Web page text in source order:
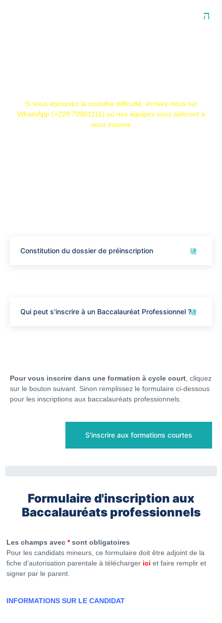
Si vous éprouvez la moindre difficulté, écrivez-nous sur
WhatsApp (+228 70901111) où nos équipes vous aideront à
vous inscrire
Qui peut s'inscrire à un Baccalauréat Professionnel ?
Constitution du dossier de préinscription
Pour vous inscrire dans une formation à cycle court, cliquez
sur le bouton suivant. Sinon remplissez le formulaire ci-dessous
pour les inscriptions aux baccalauréats professionnels.
S'inscrire aux formations courtes
Formulaire d'inscription aux
Baccalauréats professionnels
Les champs avec *sont obligatoires
Pour les candidats mineurs, ce formulaire doit être adjoint de la
fiche d'autorisation parentale à télécharger ici et faire remplir et
signer par le parent.
INFORMATIONS SUR LE CANDIDAT